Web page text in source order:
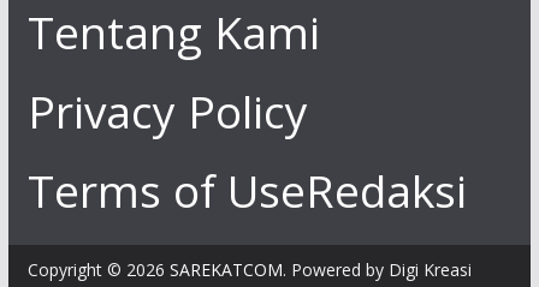
Tentang Kami
Privacy Policy
Terms of UseRedaksi
Copyright © 2026 SAREKATCOM. Powered by Digi Kreasi